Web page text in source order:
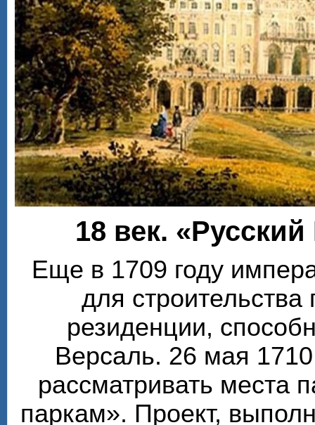
18 век.
Еще в 1709 году
для
резиденции,
Версаль. 26 мая
рассматривать места
паркам». Проект,